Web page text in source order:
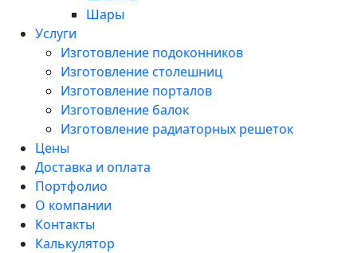
Шары
Услуги
Изготовление подоконников
Изготовление столешниц
Изготовление порталов
Изготовление балок
Изготовление радиаторных решеток
Цены
Доставка и оплата
Портфолио
О компании
Контакты
Калькулятор